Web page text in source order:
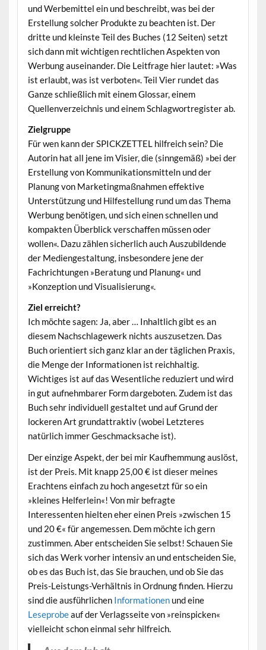
und Werbemittel ein und beschreibt, was bei der
Erstellung solcher Produkte zu beachten ist. Der
dritte und kleinste Teil des Buches (12 Seiten) setzt
sich dann mit wichtigen rechtlichen Aspekten von
Werbung auseinander. Die Leitfrage hier lautet: »Was
ist erlaubt, was ist verboten«. Teil Vier rundet das
Ganze schließlich mit einem Glossar, einem
Quellenverzeichnis und einem Schlagwortregister ab.
Zielgruppe
Für wen kann der SPICKZETTEL hilfreich sein? Die
Autorin hat all jene im Visier, die (sinngemäß) »bei der
Erstellung von Kommunikationsmitteln und der
Planung von Marketingmaßnahmen effektive
Unterstützung und Hilfestellung rund um das Thema
Werbung benötigen, und sich einen schnellen und
kompakten Überblick verschaffen müssen oder
wollen«. Dazu zählen sicherlich auch Auszubildende
der Mediengestaltung, insbesondere jene der
Fachrichtungen »Beratung und Planung« und
»Konzeption und Visualisierung«.
Ziel erreicht?
Ich möchte sagen: Ja, aber … Inhaltlich gibt es an
diesem Nachschlagewerk nichts auszusetzen. Das
Buch orientiert sich ganz klar an der täglichen Praxis,
die Menge der Informationen ist reichhaltig.
Wichtiges ist auf das Wesentliche reduziert und wird
in gut aufnehmbarer Form dargeboten. Zudem ist das
Buch sehr individuell gestaltet und auf Grund der
lockeren Art grundattraktiv (wobei Letzteres
natürlich immer Geschmacksache ist).
Der einzige Aspekt, der bei mir Kaufhemmung auslöst,
ist der Preis. Mit knapp 25,00 € ist dieser meines
Erachtens einfach zu hoch angesetzt für so ein
»kleines Helferlein«! Von mir befragte
Interessenten hielten eher einen Preis »zwischen 15
und 20 €« für angemessen. Dem möchte ich gern
zustimmen. Aber entscheiden Sie selbst! Schauen Sie
sich das Werk vorher intensiv an und entscheiden Sie,
ob es das Buch ist, das Sie brauchen, und ob Sie das
Preis-Leistungs-Verhältnis in Ordnung finden. Hierzu
sind die ausführlichen Informationenund eine
Leseprobeauf der Verlagsseite von »reinspicken«
vielleicht schon einmal sehr hilfreich.